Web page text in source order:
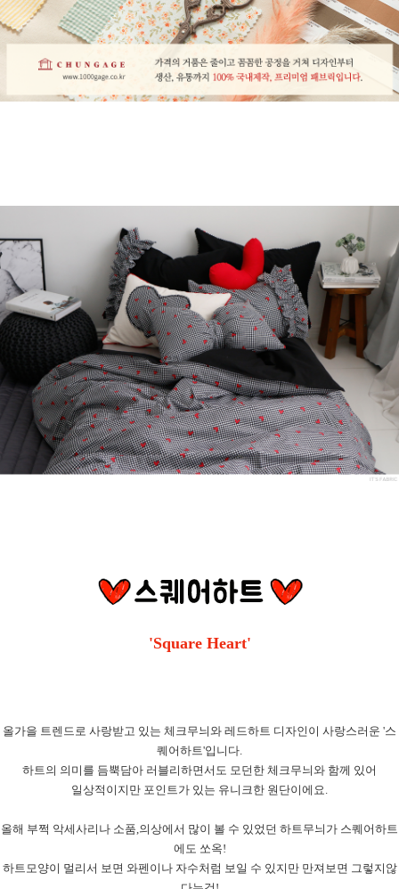
'Square Heart'
올가을 트렌드로 사랑받고 있는 체크무늬와 레드하트 디자인이 사랑스러운 '스
퀘어하트'입니다.
하트의 의미를 듬뿍담아 러블리하면서도 모던한 체크무늬와 함께 있어
일상적이지만 포인트가 있는 유니크한 원단이에요.
올해 부쩍 악세사리나 소품,의상에서 많이 볼 수 있었던 하트무늬가 스퀘어하트
에도 쏘옥!
하트모양이 멀리서 보면 와펜이나 자수처럼 보일 수 있지만 만져보면 그렇지않